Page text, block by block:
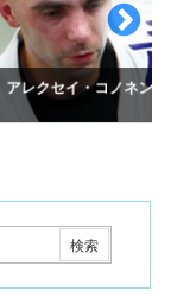
アレクセイ・コノネンコ「